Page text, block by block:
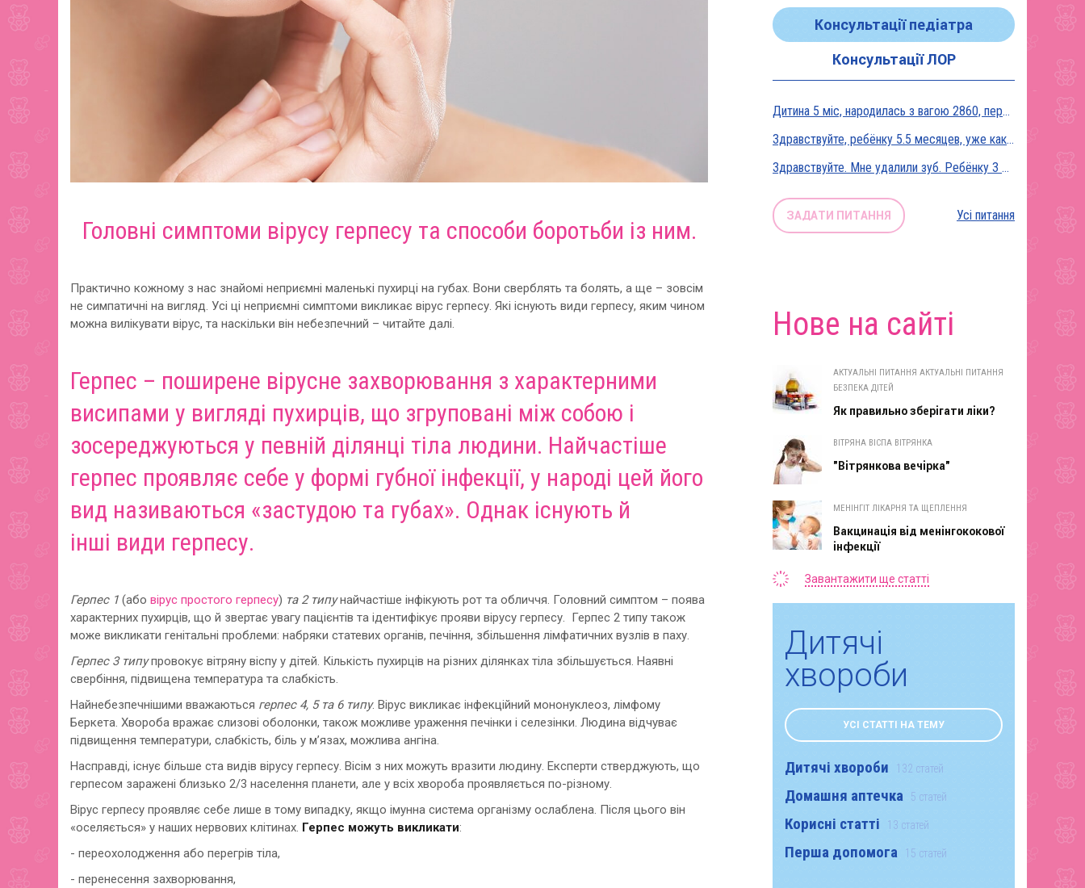
Головні симптоми вірусу герпесу та способи боротьби із ним.
Практично кожному з нас знайомі неприємні маленькі пухирці на губах. Вони сверблять та болять, а ще – зовсім
не симпатичні на вигляд. Усі ці неприємні симптоми викликає вірус герпесу. Які існують види герпесу, яким чином
можна вилікувати вірус, та наскільки він небезпечний – читайте далі.
Герпес – поширене вірусне захворювання з характерними
висипами у вигляді пухирців, що згруповані між собою і
зосереджуються у певній ділянці тіла людини. Найчастіше
герпес проявляє себе у формі губної інфекції, у народі цей його
вид називаються «застудою та губах». Однак існують й
інші види герпесу.
Герпес 1 (або вірус простого герпесу) та 2 типунайчастіше інфікують рот та обличчя. Головний симптом – поява
характерних пухирців, що й звертає увагу пацієнтів та ідентифікує прояви вірусу герпесу. Герпес 2 типу також
може викликати генітальні проблеми: набряки статевих органів, печіння, збільшення лімфатичних вузлів в паху.
Герпес 3 типупровокує вітряну віспу у дітей. Кількість пухирців на різних ділянках тіла збільшується. Наявні
свербіння, підвищена температура та слабкість.
Найнебезпечнішими вважаються герпес 4, 5 та 6 типу. Вірус викликає інфекційний мононуклеоз, лімфому
Беркета. Хвороба вражає слизові оболонки, також можливе ураження печінки і селезінки. Людина відчуває
підвищення температури, слабкість, біль у м’язах, можлива ангіна.
Насправді, існує більше ста видів вірусу герпесу. Вісім з них можуть вразити людину. Експерти стверджують, що
герпесом заражені близько 2/3 населення планети, але у всіх хвороба проявляється по-різному.
Вірус герпесу проявляє себе лише в тому випадку, якщо імунна система організму ослаблена. Після цього він
«оселяється» у наших нервових клітинах. Герпес можуть викликати:
- переохолодження або перегрів тіла,
- перенесення захворювання,
Консультації педіатра
Консультації ЛОР
Дитина 5 міс, народилась з вагою 2860, перебувала в реанімації у дуже тяжкому стані, діагноз Гіпоксична енцефалопатія 2 ст. На даний момент вага 5800, відмовляється від їжі, плаче близько 5 днів, періоди активності присутні, стул зі слизом зелений оформлений, на штучному вигодовуванні Нан безлактозний,за раз або з перервами з'їдає 90-120 мл. Прошу допомоги в даній ситуації?
Здравствуйте, ребёнку 5.5 месяцев, уже как неделю подкармливаю смесью, пробовали 3 вида нан, милупа и остановились на малютке премиум, только вчера появились красные пятна вокруг рта после кормления смесью, и мы опять попробовали милупа и нан, реакция осталась, что делать?
Здравствуйте. Мне удалили зуб. Ребёнку 3 месяца, на ГВ. Какие антибиотики можно принимать? Спасибо
ЗАДАТИ ПИТАННЯ Усі питання
Нове на сайті
АКТУАЛЬНІ ПИТАННЯ АКТУАЛЬНІ ПИТАННЯ
БЕЗПЕКА ДІТЕЙ
Як правильно зберігати ліки?
ВІТРЯНА ВІСПА ВІТРЯНКА
"Вітрянкова вечірка"
МЕНІНГІТ ЛІКАРНЯ ТА ЩЕПЛЕННЯ
Вакцинація від менінгококової
інфекції
Завантажити ще статті
Дитячі
хвороби
УСІ СТАТТІ НА ТЕМУ
Дитячі хвороби 132 статей
Домашня аптечка 5 статей
Корисні статті 13 статей
Перша допомога 15 статей